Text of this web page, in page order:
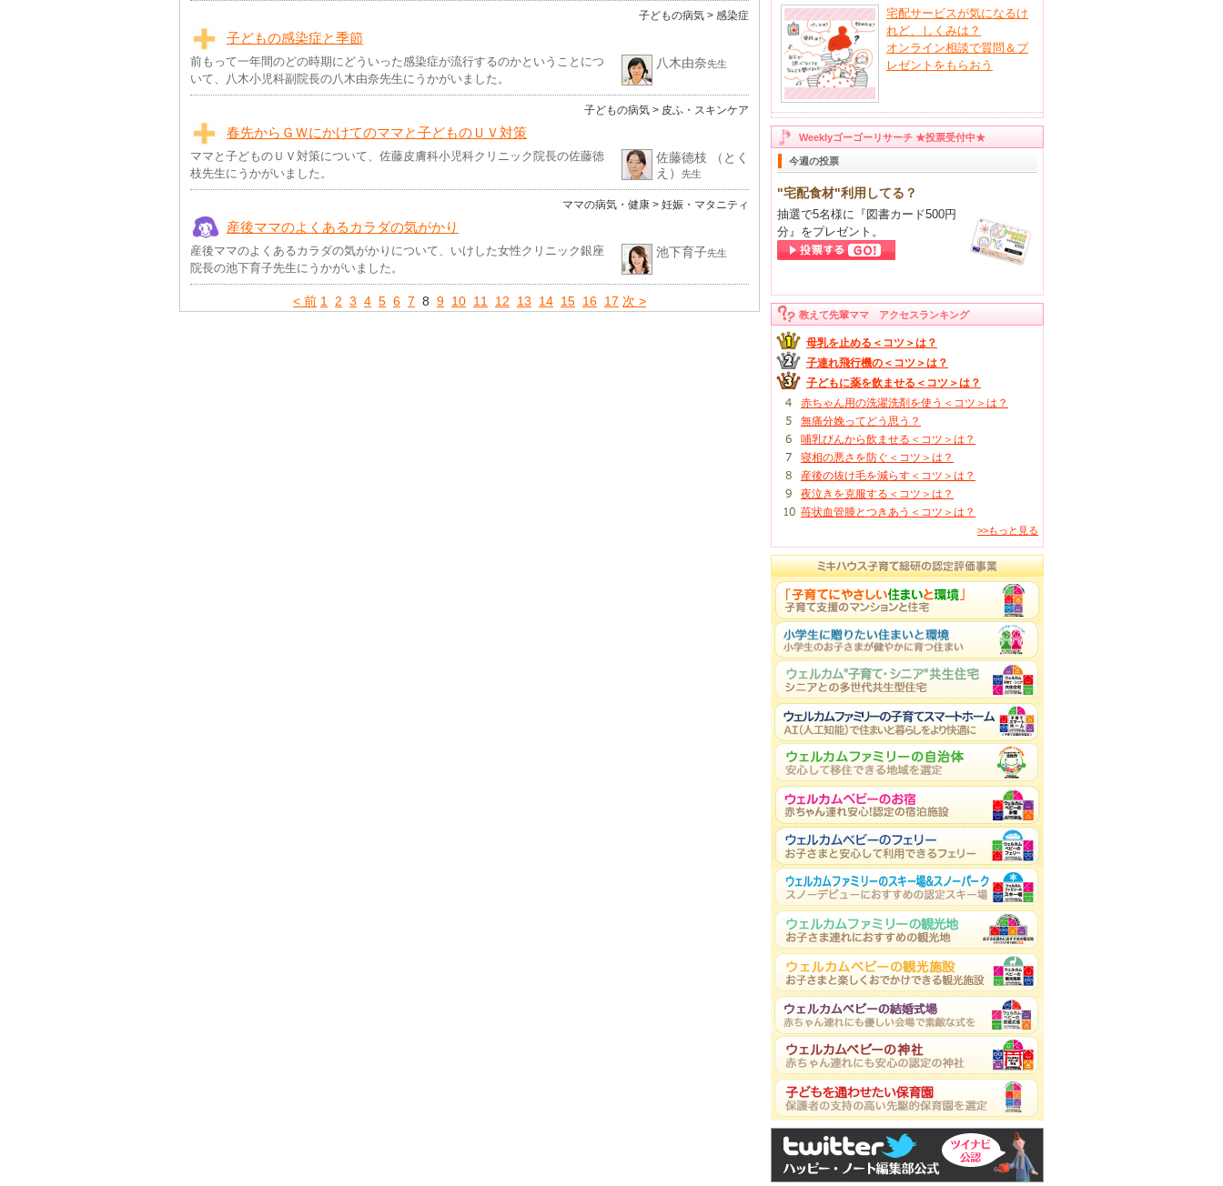
子どもの病気 > 感染症
子どもの感染症と季節
前もって一年間のどの時期にどういった感染症が流行するのかということにつ
いて、八木小児科副院長の八木由奈先生にうかがいました。
八木由奈先生
子どもの病気 > 皮ふ・スキンケア
春先からＧＷにかけてのママと子どものＵＶ対策
ママと子どものＵＶ対策について、佐藤皮膚科小児科クリニック院長の佐藤徳
枝先生にうかがいました。
佐藤德枝 （とく
え）
先生
ママの病気・健康 > 妊娠・マタニティ
産後ママのよくあるカラダの気がかり
産後ママのよくあるカラダの気がかりについて、いけした女性クリニック銀座
院長の池下育子先生にうかがいました。
池下育子先生
< 前 1 2 3 4 5 6 7 8 9 10 11 12 13 14 15 16 17 次 >
宅配サービスが気になるけ
れど、しくみは？
オンライン相談で質問＆プ
レゼントをもらおう
Weeklyゴーゴーリサーチ ★投票受付中★
今週の投票
"宅配食材"利用してる？
抽選で5名様に『図書カード500円
分』をプレゼント。
教えて先輩ママ アクセスランキング
母乳を止める＜コツ＞は？
子連れ飛行機の＜コツ＞は？
子どもに薬を飲ませる＜コツ＞は？
赤ちゃん用の洗濯洗剤を使う＜コツ＞は？
無痛分娩ってどう思う？
哺乳びんから飲ませる＜コツ＞は？
寝相の悪さを防ぐ＜コツ＞は？
産後の抜け毛を減らす＜コツ＞は？
夜泣きを克服する＜コツ＞は？
苺状血管腫とつきあう＜コツ＞は？
>>もっと見る